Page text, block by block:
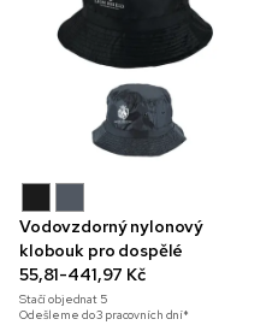
Vodovzdorný nylonový
klobouk pro dospělé
55,81-441,97 Kč
Stačí objednat 5
Odešleme do 3 pracovních dní*